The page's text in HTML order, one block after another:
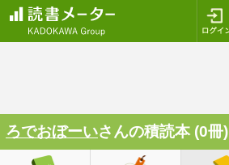
ろでおぼーいさんの積読本 (0冊)